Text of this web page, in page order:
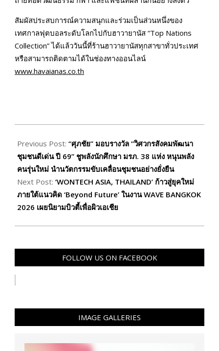
สัมผัสประสบการณ์ความสนุกและร่วมเป็นส่วนหนึ่งของ
เทศกาลฟุตบอลระดับโลกไปกับฮาวายานัส “Top Nations
Collection” ได้แล้ววันนี้ที่ร้านฮาวายานัสทุกสาขาทั่วประเทศ
หรือสามารถติดตามได้ในช่องทางออนไลน์
www.havaianas.co.th
06-
26
Previous Post: “ศุภชัย” มอบรางวัล “วิศวกรสังคมพัฒนา
ชุมชนดีเด่น ปี 69” ชูพลังนักศึกษา มรภ. 38 แห่ง หนุนพลัง
คนรุ่นใหม่ นำนวัตกรรมขับเคลื่อนชุมชนอย่างยั่งยืน
Next Post: ‘WONTECH ASIA, THAILAND’ ก้าวสู่ยุคใหม่
ภายใต้แนวคิด ‘Beyond Future’ ในงาน WAVE BANGKOK
2026 เผยนิยามบิวตี้เพื่อผิวเอเชีย
FOLLOW US ON FACEBOOK
IMAGE GALLERIES